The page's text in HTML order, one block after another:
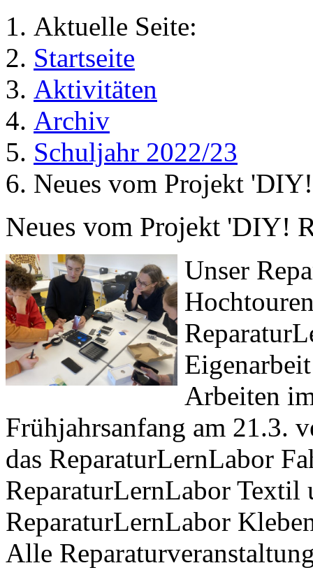
Aktuelle Seite:
Startseite
Aktivitäten
Archiv
Schuljahr 2022/23
Neues vom Projekt
Neues vom Projekt 'DIY!
Unser
Arbeiten
Frühjahrsanfang am 21.3.
das ReparaturLernLabor
ReparaturLernLabor Textil
ReparaturLernLabor
Alle